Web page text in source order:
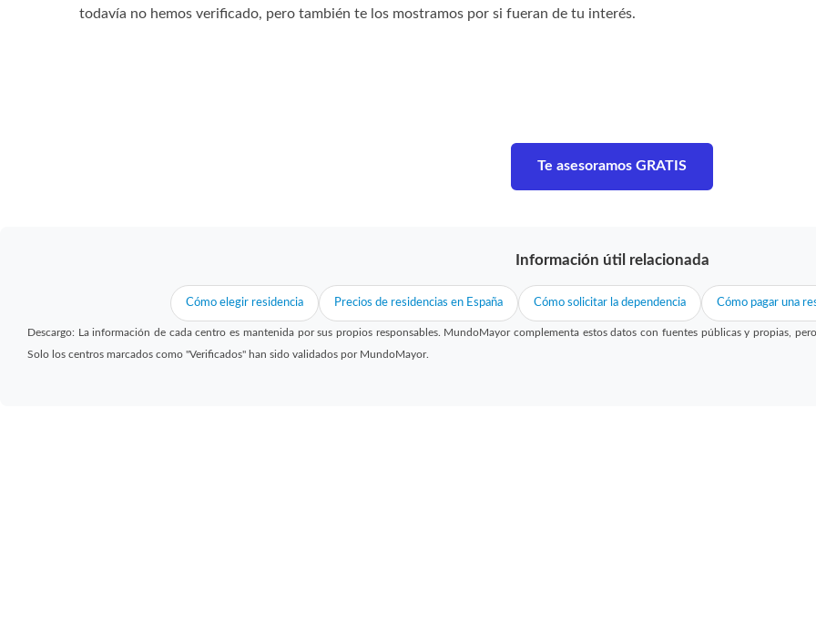
todavía no hemos verificado, pero también te los mostramos por si fueran de tu interés.
Te asesoramos GRATIS
Información útil relacionada
Cómo elegir residencia Precios de residencias en España Cómo solicitar la dependencia Cómo pagar una
Descargo: La información de cada centro es mantenida por sus propios responsables. MundoMayor complementa estos datos con fuentes públicas y propias,
Solo los centros marcados como "Verificados" han sido validados por MundoMayor.